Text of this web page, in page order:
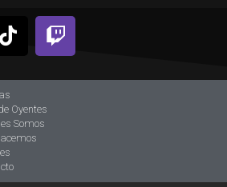
Oyentes
Somos